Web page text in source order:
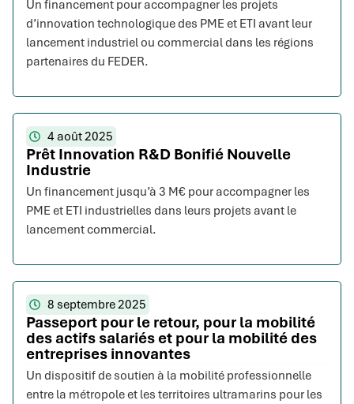
Un financement pour accompagner les projets
d’innovation technologique des PME et ETI avant leur
lancement industriel ou commercial dans les régions
partenaires du FEDER.
4 août 2025
Prêt Innovation R&D Bonifié Nouvelle
Industrie
Un financement jusqu’à 3 M€ pour accompagner les
PME et ETI industrielles dans leurs projets avant le
lancement commercial.
8 septembre 2025
Passeport pour le retour, pour la mobilité
des actifs salariés et pour la mobilité des
entreprises innovantes
Un dispositif de soutien à la mobilité professionnelle
entre la métropole et les territoires ultramarins pour les